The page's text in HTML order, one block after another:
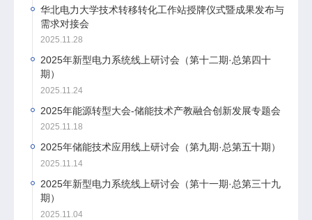
华北电力大学技术转移转化工作站授牌仪式暨成果发布与
需求对接会
2025.11.28
2025年新型电力系统线上研讨会（第十二期·总第四十
期）
2025.11.24
2025年能源转型大会-储能技术产教融合创新发展专题会
2025.11.18
2025年储能技术应用线上研讨会（第九期·总第五十期）
2025.11.14
2025年新型电力系统线上研讨会（第十一期·总第三十九
期）
2025.11.04